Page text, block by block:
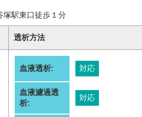
塚駅東口徒歩１分
透析方法
血液透析: 対応
血液濾過透
析:
対応